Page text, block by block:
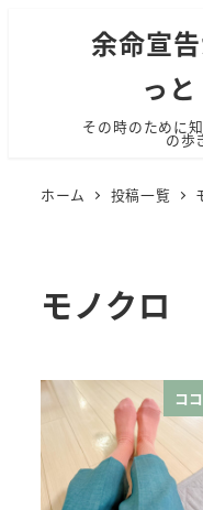
余命宣
っ
その時のために
の歩
ホーム 投稿一覧
モノクロ
コ